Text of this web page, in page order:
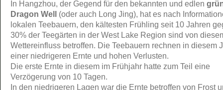
In Hangzhou, der Gegend für den bekannten und edlen
Dragon Well (oder auch Long Jing), hat es nach
lokalen Teebauern, den kältesten Frühling seit 10 Jahren
30% der Teegärten in der West Lake Region sind von
Wettereinfluss betroffen. Die Teebauern rechnen in diesem
einer niedrigeren Ernte und hohen Verlusten.
Die erste Ernte in diesem im Frühjahr hatte zum Teil eine
Verzögerung von 10 Tagen.
In den niedrigeren Lagen war die Ernte betroffen von Frost